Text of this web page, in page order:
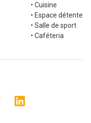
• Cuisine
• Espace détente
• Salle de sport
• Caféteria